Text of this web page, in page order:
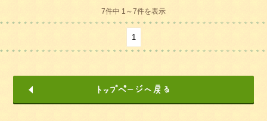
7件中 1～7件を表示
1